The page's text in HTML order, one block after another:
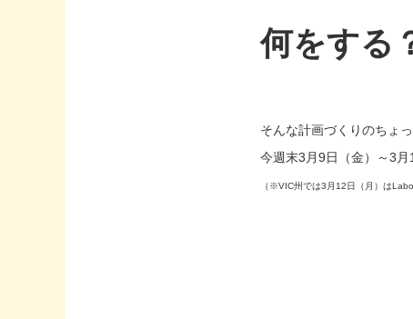
何をする
そんな計画づくりのちょ
今週末3月9日（金）～3
（※VIC州では3月12日（月）は